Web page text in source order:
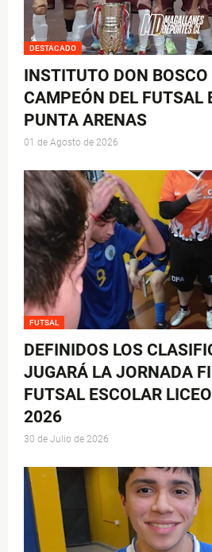
DESTACADO
INSTITUTO DON
CAMPEÓN DEL FUTSAL
PUNTA ARENAS
01 de Agosto de 2026
FUTSAL
DEFINIDOS LOS
JUGARÁ LA JORNADA
FUTSAL ESCOLAR
2026
30 de Julio de 2026